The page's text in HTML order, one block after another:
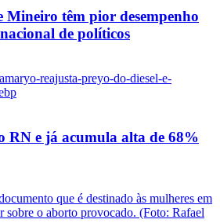
Mineiro têm pior desempenho
de políticos
RN e já acumula alta de 68%